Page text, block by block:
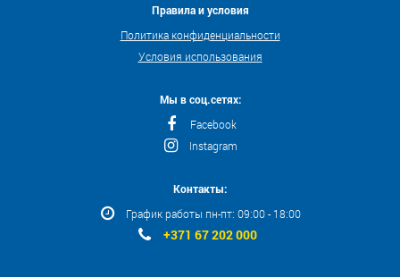
Правила и условия
Политика конфиденциальности
Условия использования
Мы в соц.сетях:
Facebook
Instagram
Контакты:
График работы пн-пт: 09:00 - 18:00
+371 67 202 000